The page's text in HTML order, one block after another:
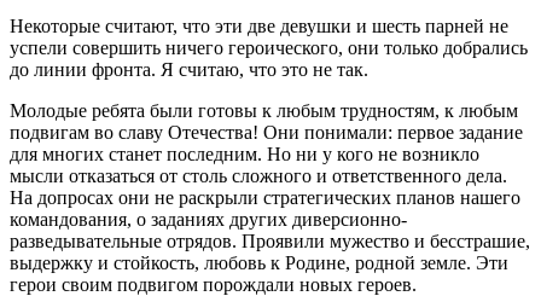
Некоторые считают, что эти две девушки и шесть парней не
успели совершить ничего героического, они только добрались
до линии фронта. Я считаю, что это не так.
Молодые ребята были готовы к любым трудностям, к любым
подвигам во славу Отечества! Они понимали: первое задание
для многих станет последним. Но ни у кого не возникло
мысли отказаться от столь сложного и ответственного дела.
На допросах они не раскрыли стратегических планов нашего
командования, о заданиях других диверсионно-
разведывательные отрядов. Проявили мужество и бесстрашие,
выдержку и стойкость, любовь к Родине, родной земле. Эти
герои своим подвигом порождали новых героев.